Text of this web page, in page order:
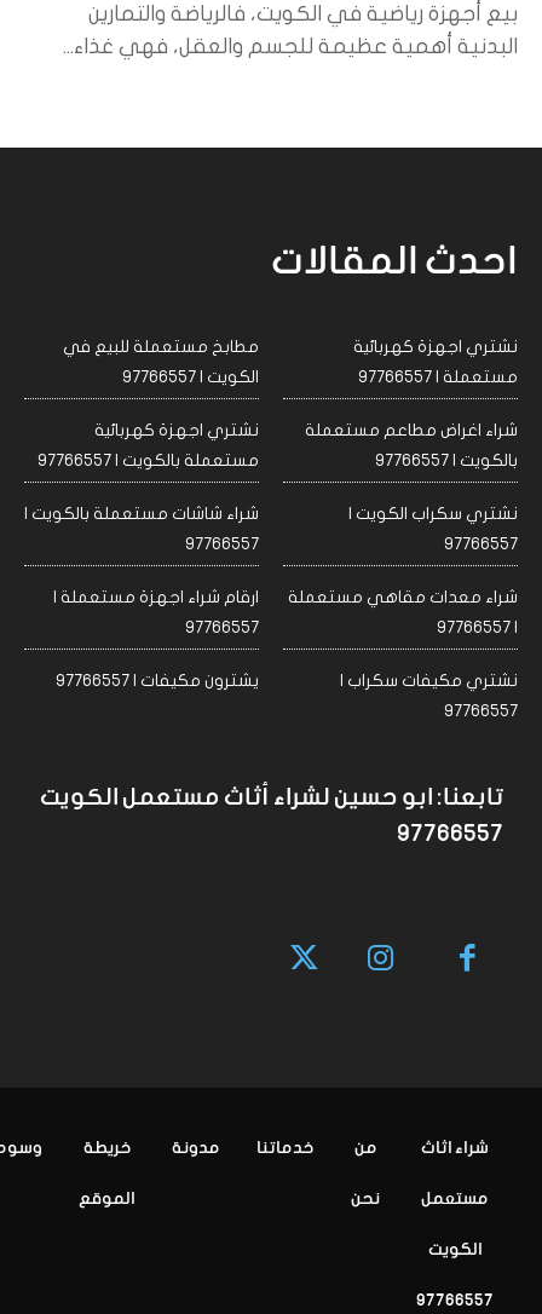
بيع أجهزة رياضية في الكويت، فالرياضة والتمارين
البدنية أهمية عظيمة للجسم والعقل، فهي غذاء...
احدث المقالات
نشتري اجهزة كهربائية
مستعملة | 97766557
مطابخ مستعملة للبيع في
الكويت | 97766557
شراء اغراض مطاعم مستعملة
بالكويت | 97766557
نشتري اجهزة كهربائية
مستعملة بالكويت | 97766557
نشتري سكراب الكويت |
97766557
شراء شاشات مستعملة بالكويت |
97766557
شراء معدات مقاهي مستعملة
| 97766557
ارقام شراء اجهزة مستعملة |
97766557
نشتري مكيفات سكراب |
97766557
يشترون مكيفات | 97766557
تابعنا: ابو حسين لشراء أثاث مستعمل الكويت
97766557
شراء اثاث
مستعمل
الكويت
97766557
من
نحن
خدماتنا مدونة خريطة
الموقع